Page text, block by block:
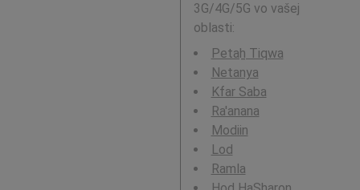
3G/4G/5G vo vašej
oblasti:
Petaẖ Tiqwa
Netanya
Kfar Saba
Ra'anana
Modiin
Lod
Ramla